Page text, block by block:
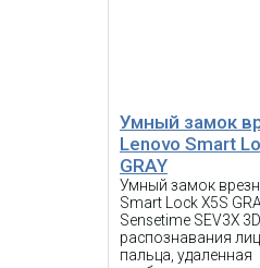
Умный замок
Lenovo Smart
GRAY
Цена:34 680 р.
автоматическая
Tuya Wi-Fi
Умный замок
Lenovo Smart
GRAY
Умный замок
Smart Lock X5S
Sensetime SEV3X 3D
распознавания
пальца, удаленная